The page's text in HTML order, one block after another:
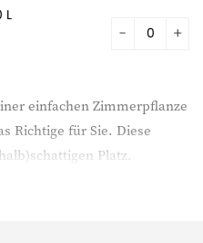
einfachen Zimmerpflanze
Richtige für Sie. Diese
Platz.
nicht viel Wasser. Geben
L